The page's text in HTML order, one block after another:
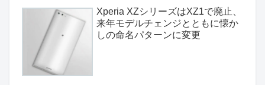
Xperia XZシリーズはXZ1で廃止、
来年モデルチェンジとともに懐か
しの命名パターンに変更